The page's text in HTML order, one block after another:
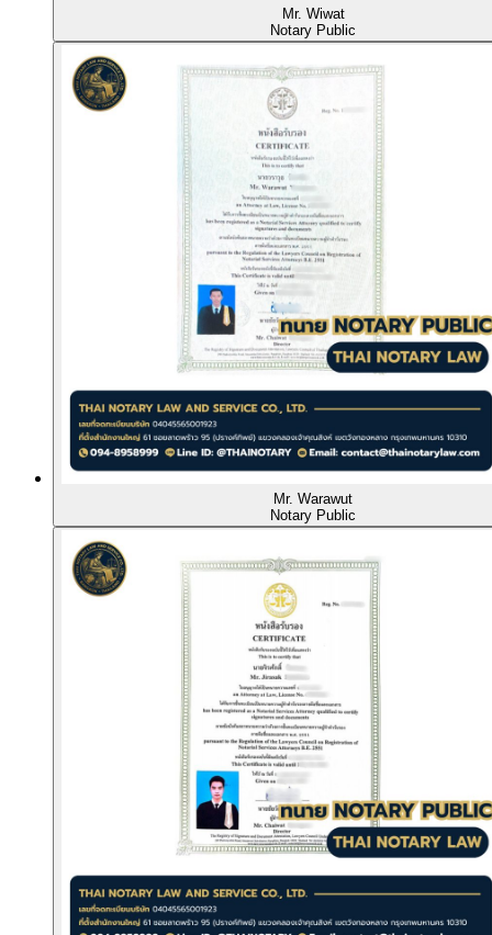
Mr. Wiwat
Notary Public
Mr. Warawut
Notary Public